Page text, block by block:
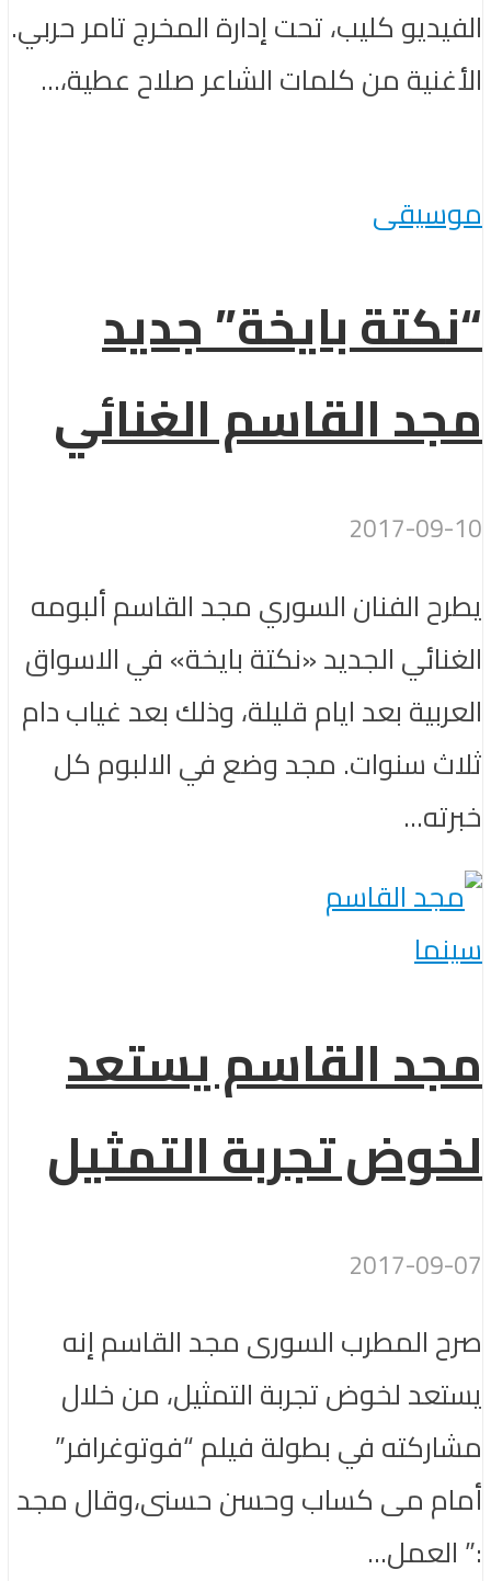
الفيديو كليب، تحت إدارة المخرج تامر حربي.
الأغنية من كلمات الشاعر صلاح عطية،...
موسيقى
“نكتة بايخة” جديد
مجد القاسم الغنائي
2017-09-10
يطرح الفنان السوري مجد القاسم ألبومه
الغنائي الجديد «نكتة بايخة» في الاسواق
العربية بعد ايام قليلة، وذلك بعد غياب دام
ثلاث سنوات. مجد وضع في الالبوم كل
خبرته...
سينما
مجد القاسم يستعد
لخوض تجربة التمثيل
2017-09-07
صرح المطرب السورى مجد القاسم إنه
يستعد لخوض تجربة التمثيل، من خلال
مشاركته في بطولة فيلم “فوتوغرافر”
أمام مى كساب وحسن حسنى،وقال مجد
:” العمل...